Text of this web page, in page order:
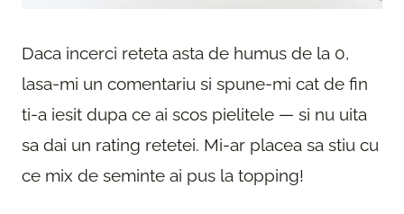
Daca incerci reteta asta de humus de la 0,
lasa-mi un comentariu si spune-mi cat de fin
ti-a iesit dupa ce ai scos pielitele — si nu uita
sa dai un rating retetei. Mi-ar placea sa stiu cu
ce mix de seminte ai pus la topping!